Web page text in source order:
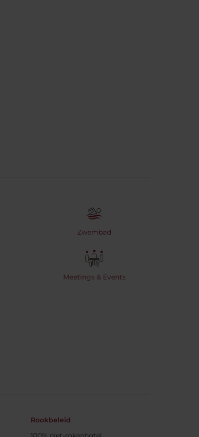
Zwembad
Meetings & Events
Rookbeleid